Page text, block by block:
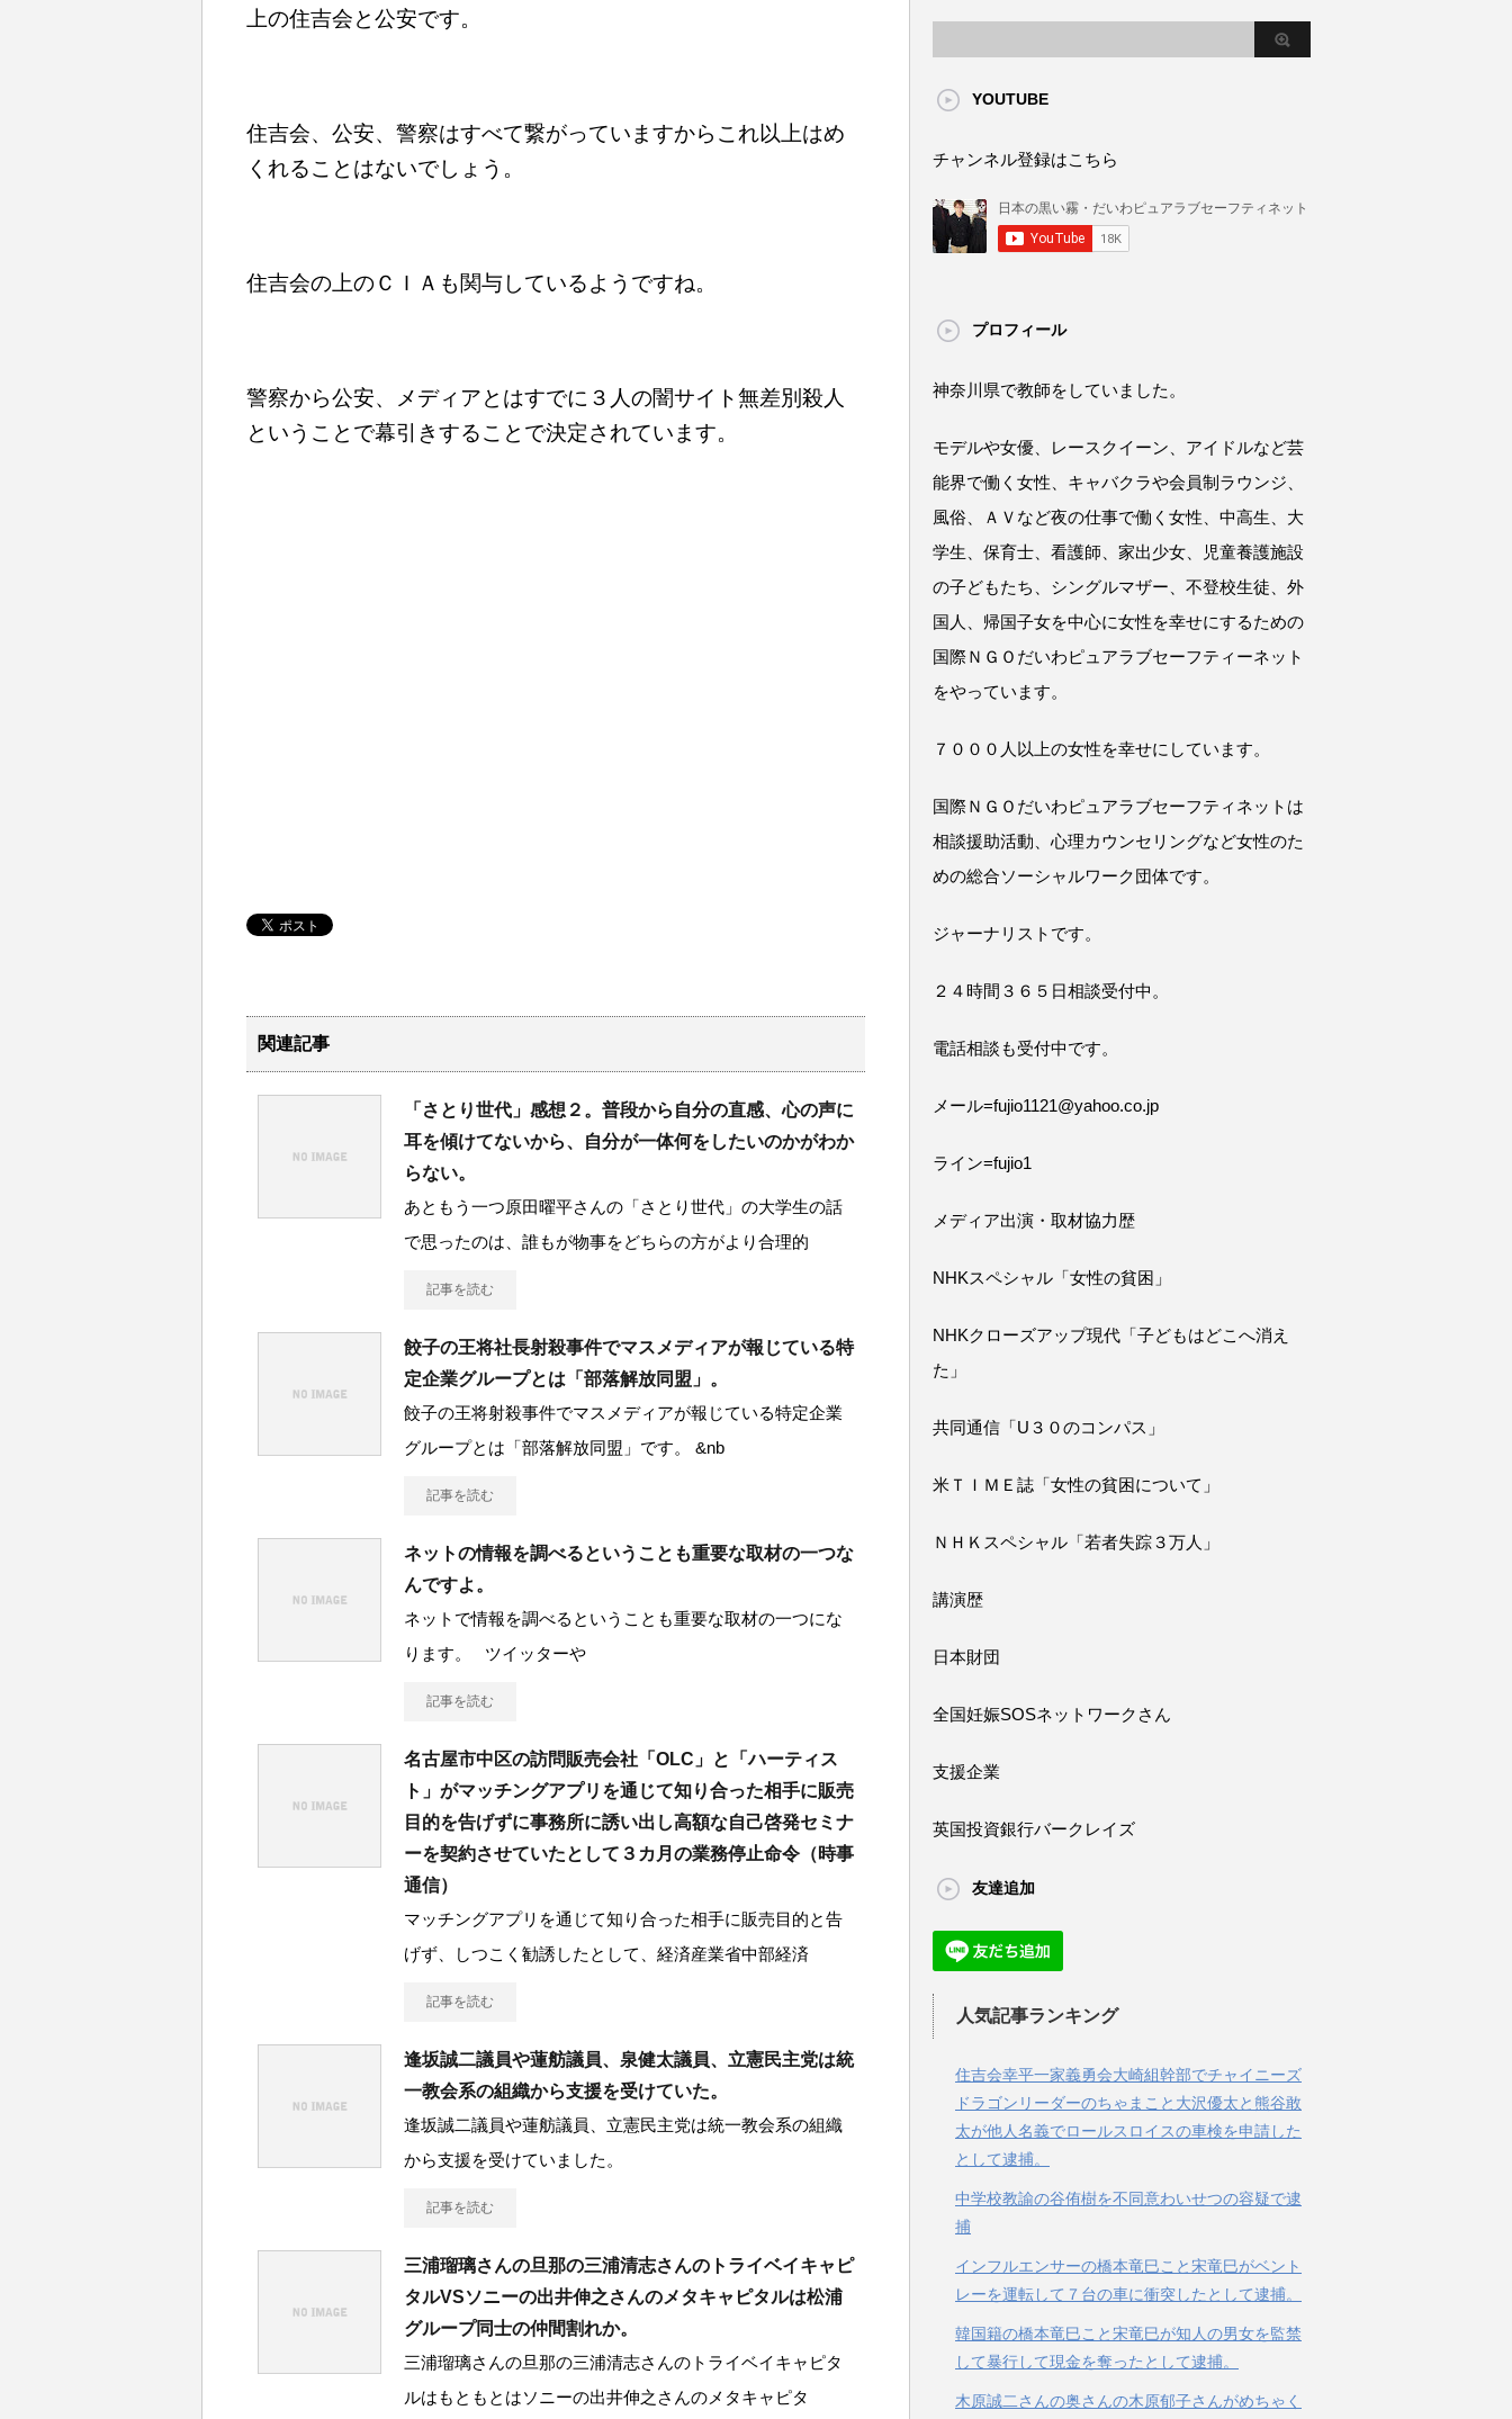
上の住吉会と公安です。
住吉会、公安、警察はすべて繋がっていますからこれ以上はめ
くれることはないでしょう。
住吉会の上のＣＩＡも関与しているようですね。
警察から公安、メディアとはすでに３人の闇サイト無差別殺人
ということで幕引きすることで決定されています。
関連記事
「さとり世代」感想２。普段から自分の直感、心の声に
耳を傾けてないから、自分が一体何をしたいのかがわか
らない。
あともう一つ原田曜平さんの「さとり世代」の大学生の話
で思ったのは、誰もが物事をどちらの方がより合理的
記事を読む
餃子の王将社長射殺事件でマスメディアが報じている特
定企業グループとは「部落解放同盟」。
餃子の王将射殺事件でマスメディアが報じている特定企業
グループとは「部落解放同盟」です。 &nb
記事を読む
ネットの情報を調べるということも重要な取材の一つな
んですよ。
ネットで情報を調べるということも重要な取材の一つにな
ります。 ツイッターや
記事を読む
名古屋市中区の訪問販売会社「OLC」と「ハーティス
ト」がマッチングアプリを通じて知り合った相手に販売
目的を告げずに事務所に誘い出し高額な自己啓発セミナ
ーを契約させていたとして３カ月の業務停止命令（時事
通信）
マッチングアプリを通じて知り合った相手に販売目的と告
げず、しつこく勧誘したとして、経済産業省中部経済
記事を読む
逢坂誠二議員や蓮舫議員、泉健太議員、立憲民主党は統
一教会系の組織から支援を受けていた。
逢坂誠二議員や蓮舫議員、立憲民主党は統一教会系の組織
から支援を受けていました。
記事を読む
三浦瑠璃さんの旦那の三浦清志さんのトライベイキャピ
タルVSソニーの出井伸之さんのメタキャピタルは松浦
グループ同士の仲間割れか。
三浦瑠璃さんの旦那の三浦清志さんのトライベイキャピタ
ルはもともとはソニーの出井伸之さんのメタキャピタ
YOUTUBE
チャンネル登録はこちら
プロフィール
神奈川県で教師をしていました。
モデルや女優、レースクイーン、アイドルなど芸
能界で働く女性、キャバクラや会員制ラウンジ、
風俗、ＡＶなど夜の仕事で働く女性、中高生、大
学生、保育士、看護師、家出少女、児童養護施設
の子どもたち、シングルマザー、不登校生徒、外
国人、帰国子女を中心に女性を幸せにするための
国際ＮＧＯだいわピュアラブセーフティーネット
をやっています。
７０００人以上の女性を幸せにしています。
国際ＮＧＯだいわピュアラブセーフティネットは
相談援助活動、心理カウンセリングなど女性のた
めの総合ソーシャルワーク団体です。
ジャーナリストです。
２４時間３６５日相談受付中。
電話相談も受付中です。
メール=fujio1121@yahoo.co.jp
ライン=fujio1
メディア出演・取材協力歴
NHKスペシャル「女性の貧困」
NHKクローズアップ現代「子どもはどこへ消え
た」
共同通信「U３０のコンパス」
米ＴＩＭＥ誌「女性の貧困について」
ＮＨＫスペシャル「若者失踪３万人」
講演歴
日本財団
全国妊娠SOSネットワークさん
支援企業
英国投資銀行バークレイズ
友達追加
人気記事ランキング
住吉会幸平一家義勇会大崎組幹部でチャイニーズ
ドラゴンリーダーのちゃまこと大沢優太と熊谷敢
太が他人名義でロールスロイスの車検を申請した
として逮捕。
中学校教諭の谷侑樹を不同意わいせつの容疑で逮
捕
インフルエンサーの橋本竜巳こと宋竜巳がベント
レーを運転して７台の車に衝突したとして逮捕。
韓国籍の橋本竜巳こと宋竜巳が知人の男女を監禁
して暴行して現金を奪ったとして逮捕。
木原誠二さんの奥さんの木原郁子さんがめちゃく